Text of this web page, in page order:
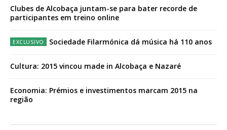
Clubes de Alcobaça juntam-se para bater recorde de
participantes em treino online
Sociedade Filarmónica dá música há 110 anos
Cultura: 2015 vincou made in Alcobaça e Nazaré
Economia: Prémios e investimentos marcam 2015 na
região